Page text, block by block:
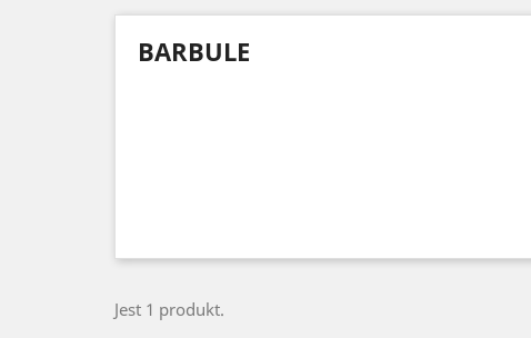
BARBULE
Jest 1 produkt.